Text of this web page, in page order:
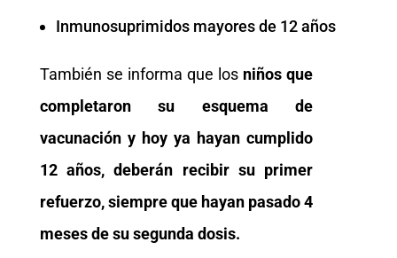
Inmunosuprimidos mayores de 12 años
También se informa que los niños que
completaron su esquema de
vacunación y hoy ya hayan cumplido
12 años, deberán recibir su primer
refuerzo, siempre que hayan pasado 4
meses de su segunda dosis.